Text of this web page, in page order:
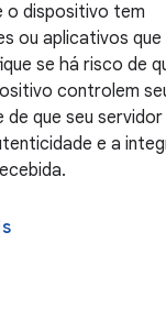
o dispositivo tem
ou aplicativos que
se há risco de
controlem
que seu
e a